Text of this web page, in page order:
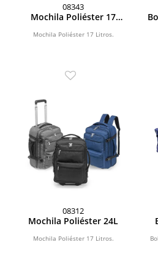
08343
Mochila Poliéster 17
Mochila Poliéster 17 Litros.
08312
Mochila Poliéster 24L
Mochila Poliéster 17 Litros.